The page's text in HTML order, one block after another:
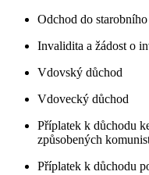
Odchod do
Invalidita a žádost o
Vdovský důchod
Vdovecký důchod
Příplatek k důchodu
způsobených
Příplatek k důchodu